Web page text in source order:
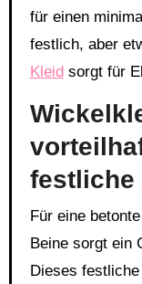
für einen
festlich, aber
Kleid sorgt für
festliche
Für eine
Beine sorgt ein
Dieses